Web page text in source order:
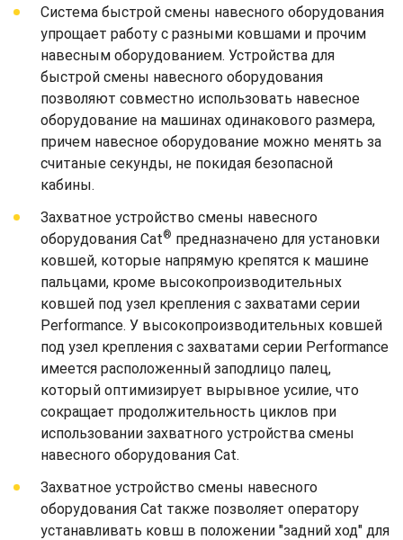
Система быстрой смены навесного оборудования
упрощает работу с разными ковшами и прочим
навесным оборудованием. Устройства для
быстрой смены навесного оборудования
позволяют совместно использовать навесное
оборудование на машинах одинакового размера,
причем навесное оборудование можно менять за
считаные секунды, не покидая безопасной
кабины.
Захватное устройство смены навесного
оборудования Cat® предназначено для установки
ковшей, которые напрямую крепятся к машине
пальцами, кроме высокопроизводительных
ковшей под узел крепления с захватами серии
Performance. У высокопроизводительных ковшей
под узел крепления с захватами серии Performance
имеется расположенный заподлицо палец,
который оптимизирует вырывное усилие, что
сокращает продолжительность циклов при
использовании захватного устройства смены
навесного оборудования Cat.
Захватное устройство смены навесного
оборудования Cat также позволяет оператору
устанавливать ковш в положении "задний ход" для